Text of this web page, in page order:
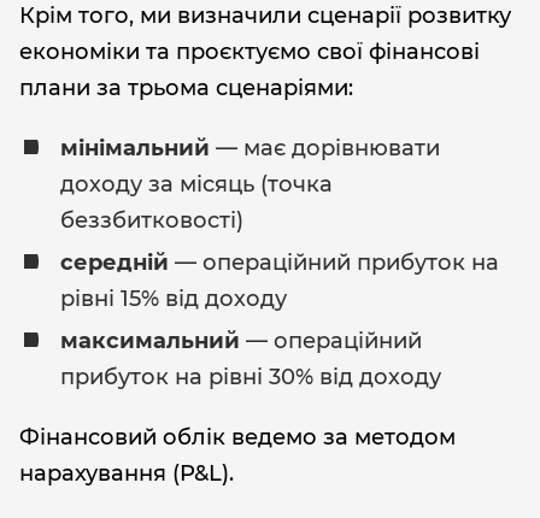
Крім того, ми визначили сценарії розвитку
економіки та проєктуємо свої фінансові
плани за трьома сценаріями:
мінімальний — має дорівнювати
доходу за місяць (точка
беззбитковості)
середній — операційний прибуток на
рівні 15% від доходу
максимальний — операційний
прибуток на рівні 30% від доходу
Фінансовий облік ведемо за методом
нарахування (P&L).